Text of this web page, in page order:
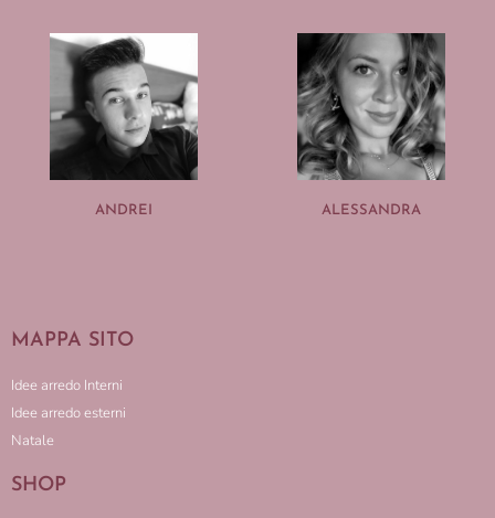
ANDREI ALESSANDRA
MAPPA SITO
Idee arredo Interni
Idee arredo esterni
Natale
SHOP